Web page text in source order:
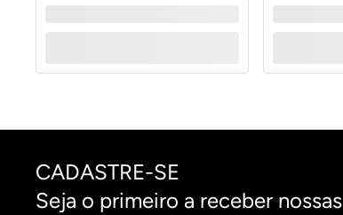
CADASTRE-SE
Seja o primeiro a receber nossas